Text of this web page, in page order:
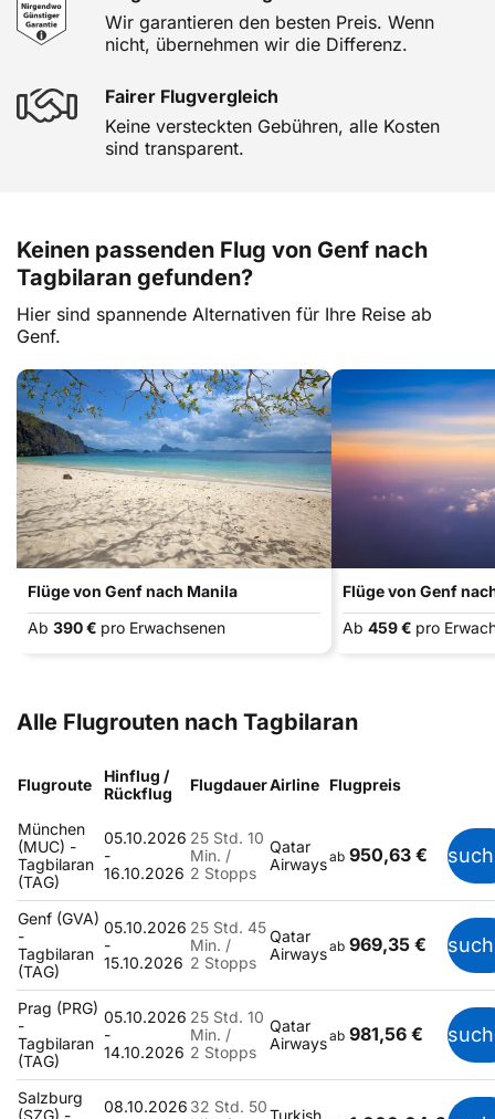
Wir garantieren den besten Preis. Wenn
nicht, übernehmen wir die Differenz.
Fairer Flugvergleich
Keine versteckten Gebühren, alle Kosten
sind transparent.
Keinen passenden Flug von Genf nach
Tagbilaran gefunden?
Hier sind spannende Alternativen für Ihre Reise ab
Genf.
Flüge von Genf nach Manila
Ab 390 € pro Erwachsenen
Flüge von Genf
Ab 459 € pro
Alle Flugrouten nach Tagbilaran
Flugroute
Hinflug /
Rückflug
FlugdauerAirline Flugpreis
München
(MUC) -
Tagbilaran
(TAG)
05.10.2026
-
16.10.2026
25 Std. 10
Min. /
2 Stopps
Qatar
Airwaysab 950,63 €
Genf (GVA)
-
Tagbilaran
(TAG)
05.10.2026
-
15.10.2026
25 Std. 45
Min. /
2 Stopps
Qatar
Airwaysab 969,35 €
Prag (PRG)
-
Tagbilaran
(TAG)
05.10.2026
-
14.10.2026
25 Std. 10
Min. /
2 Stopps
Qatar
Airwaysab 981,56 €
Salzburg
(SZG) -
08.10.2026 32 Std. 50Turkish